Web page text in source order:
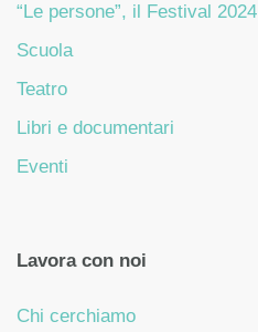
“Le persone”, il Festival 2024
Scuola
Teatro
Libri e documentari
Eventi
Lavora con noi
Chi cerchiamo